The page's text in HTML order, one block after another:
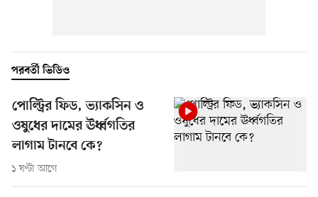
পরবর্তী ভিডিও
পোল্ট্রির ফিড, ভ্যাকসিন ও
ওষুধের দামের ঊর্ধ্বগতির
লাগাম টানবে কে?
১ ঘণ্টা আগে